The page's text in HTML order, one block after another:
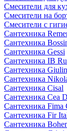
Смесители для
Смесители на
Смесители с
Сантехника
Сантехника
Сантехника Gessi
Сантехника IB
Сантехника
Сантехника
Сантехника Cisal
Сантехника Cea
Сантехника Fima
Сантехника Fir
Сантехника